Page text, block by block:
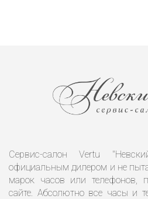
Сервис-салон Vertu
официальным дилером и не
марок часов или телефонов,
сайте. Абсолютно все часы и